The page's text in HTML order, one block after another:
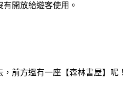
開放給遊客使用。
前方還有一座【森林書屋】呢！